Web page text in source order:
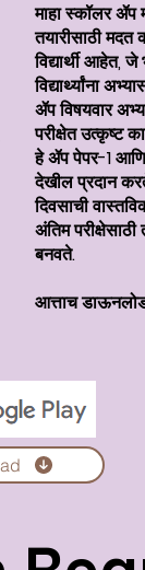
माहा स्कॉलर ॲप
तयारीसाठी मदत
विद्यार्थी आहेत,
विद्यार्थ्यांना
ॲप विषयवार
परीक्षेत उत्कृष्ट
हे ॲप पेपर-1 आणि
देखील प्रदान
दिवसाची
अंतिम
बनवते.
आत्ताच